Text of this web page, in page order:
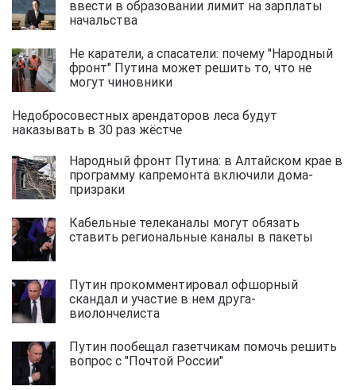
ввести в образовании лимит на зарплаты
начальства
Не каратели, а спасатели: почему "Народный
фронт" Путина может решить то, что не
могут чиновники
Недобросовестных арендаторов леса будут
наказывать в 30 раз жёстче
Народный фронт Путина: в Алтайском крае в
программу капремонта включили дома-
призраки
Кабельные телеканалы могут обязать
ставить региональные каналы в пакеты
Путин прокомментировал офшорный
скандал и участие в нем друга-
виолончелиста
Путин пообещал газетчикам помочь решить
вопрос с "Почтой России"